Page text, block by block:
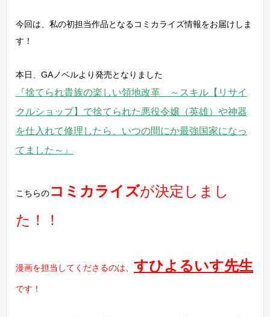
今回は、私の初担当作品となるコミカライズ情報をお届けしま
す！
本日、GAノベルより発売となりました
『捨てられ貴族の楽しい領地改革 ～スキル【リサイ
クルショップ】で捨てられた悪役令嬢（英雄）や神器
を仕入れて修理したら、いつの間にか最強国家になっ
てました～』
こちらのコミカライズが決定しまし
た！！
漫画を担当してくださるのは、 すひよるいす先生
です！